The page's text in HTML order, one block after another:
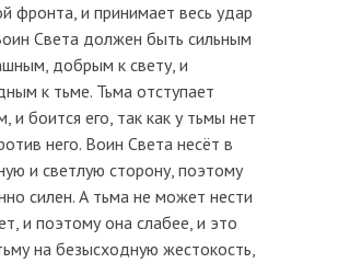
фронта, и принимает весь удар
Света должен быть сильным
добрым к свету, и
к тьме. Тьма отступает
и боится его, так как у тьмы нет
него. Воин Света несёт в
и светлую сторону, поэтому
силен. А тьма не может нести
и поэтому она слабее, и это
на безысходную жестокость,